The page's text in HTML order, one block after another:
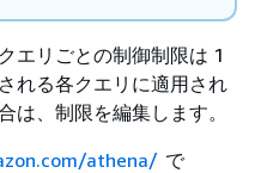
エリごとの制御制限は 1
れる各クエリに適用され
は、制限を編集します。
athena/ で